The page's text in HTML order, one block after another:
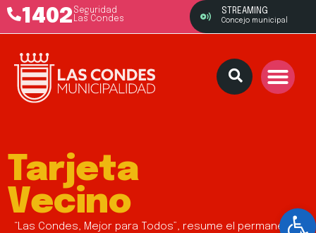
1402 Seguridad
Las Condes
STREAMING
Concejo municipal
Tarjeta
Vecino
“Las Condes, Mejor para Todos”, resume el permanente